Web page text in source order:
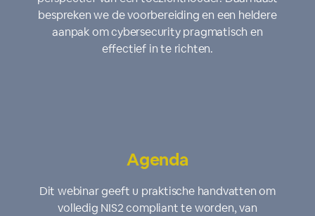
bespreken we de voorbereiding en een heldere
aanpak om cybersecurity pragmatisch en
effectief in te richten.
Agenda
Dit webinar geeft u praktische handvatten om
volledig NIS2 compliant te worden, van